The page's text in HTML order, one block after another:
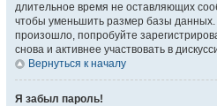
длительное время не оставляющих
чтобы уменьшить размер базы данных.
произошло, попробуйте
снова и активнее участвовать в
Вернуться к началу
Я забыл пароль!